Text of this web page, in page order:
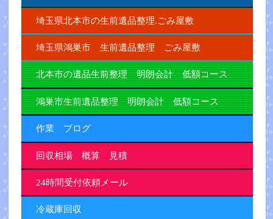
埼玉県北本市の生前遺品整理.ごみ屋敷
埼玉県鴻巣市 生前遺品整理 ごみ屋敷
北本市の遺品生前整理 明朗会計 低額コース
鴻巣市生前遺品整理 明朗会計 低額コース
作業 ブログ
回収相場 概算 見積
24時間受付依頼メール
冷蔵庫回収